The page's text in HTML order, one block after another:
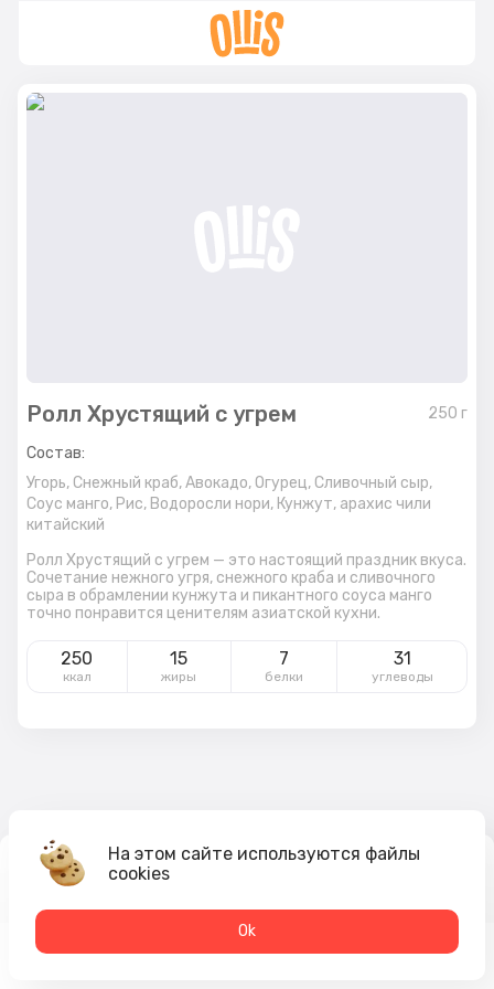
Ролл Хрустящий с угрем 250 г
Состав:
Угорь, Снежный краб,Авокадо, Огурец, Сливочный сыр,
Соус манго, Рис, Водоросли нори, Кунжут, арахис чили
китайский
Ролл Хрустящий с угрем — это настоящий праздник вкуса.
Сочетание нежного угря, снежного краба и сливочного
сыра в обрамлении кунжута и пикантного соуса манго
точно понравится ценителям азиатской кухни.
250
ккал
15
жиры
7
белки
31
углеводы
619₽
На этом сайте используются файлы
cookies
Оk